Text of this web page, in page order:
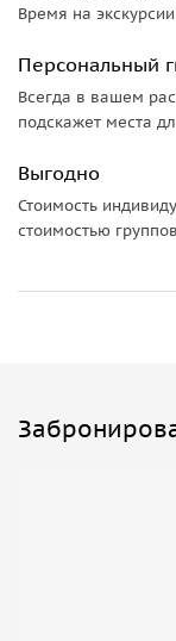
Время на
Персональный
Всегда в вашем
подскажет места
Выгодно
Стоимость
стоимостью